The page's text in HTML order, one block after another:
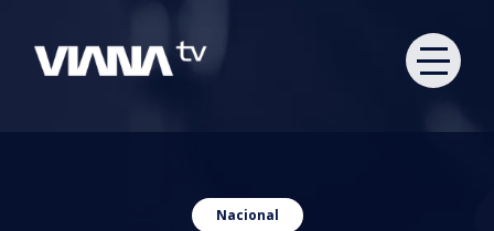
Nacional